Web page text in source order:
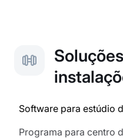
Software para estúdio
Programa para centro